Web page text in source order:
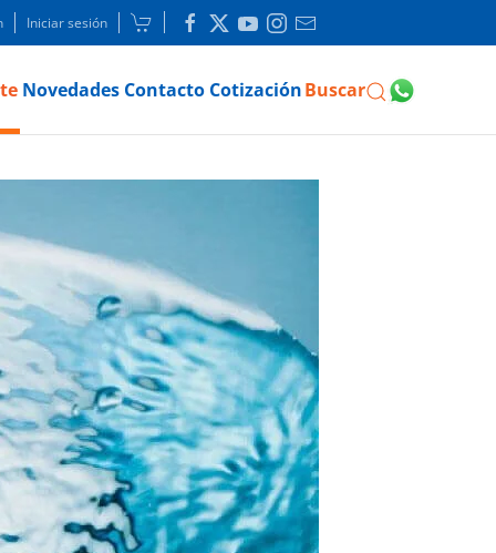
Iniciar sesión
Novedades Contacto CotizaciónBuscar